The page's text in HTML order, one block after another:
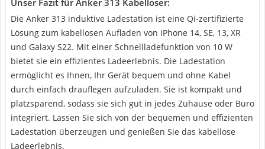
Unser Fazit für Anker 313 Kabelloser:
Die Anker 313 induktive Ladestation ist eine Qi-zertifizierte
Lösung zum kabellosen Aufladen von iPhone 14, SE, 13, XR
und Galaxy S22. Mit einer Schnellladefunktion von 10 W
bietet sie ein effizientes Ladeerlebnis. Die Ladestation
ermöglicht es Ihnen, Ihr Gerät bequem und ohne Kabel
durch einfach drauflegen aufzuladen. Sie ist kompakt und
platzsparend, sodass sie sich gut in jedes Zuhause oder Büro
integriert. Lassen Sie sich von der bequemen und effizienten
Ladestation überzeugen und genießen Sie das kabellose
Ladeerlebnis.